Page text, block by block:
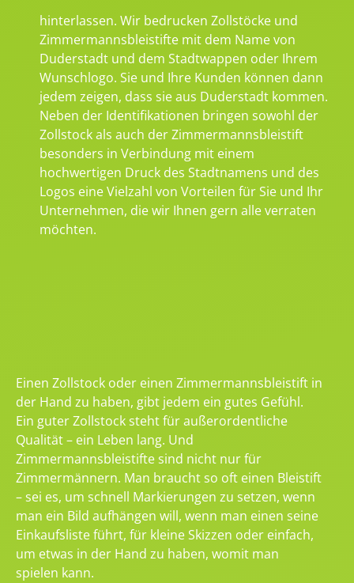
hinterlassen. Wir bedrucken Zollstöcke und
Zimmermannsbleistifte mit dem Name von
Duderstadt und dem Stadtwappen oder Ihrem
Wunschlogo. Sie und Ihre Kunden können dann
jedem zeigen, dass sie aus Duderstadt kommen.
Neben der Identifikationen bringen sowohl der
Zollstock als auch der Zimmermannsbleistift
besonders in Verbindung mit einem
hochwertigen Druck des Stadtnamens und des
Logos eine Vielzahl von Vorteilen für Sie und Ihr
Unternehmen, die wir Ihnen gern alle verraten
möchten.
Einen Zollstock oder einen Zimmermannsbleistift in
der Hand zu haben, gibt jedem ein gutes Gefühl.
Ein guter Zollstock steht für außerordentliche
Qualität – ein Leben lang. Und
Zimmermannsbleistifte sind nicht nur für
Zimmermännern. Man braucht so oft einen Bleistift
– sei es, um schnell Markierungen zu setzen, wenn
man ein Bild aufhängen will, wenn man einen seine
Einkaufsliste führt, für kleine Skizzen oder einfach,
um etwas in der Hand zu haben, womit man
spielen kann.